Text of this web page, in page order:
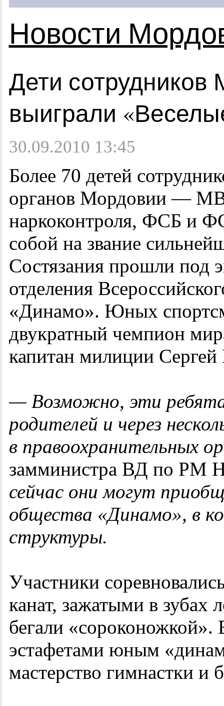
Новости
Дети
выиграли
30.09.2010 13:45
Более 70 детей
органов Мордовии —
наркоконтроля, ФСБ и
собой на звание
Состязания прошли под
отделения
«Динамо». Юных
двукратный чемпион
капитан милиции
— Возможно, эти
родителей и через
в правоохранительных
замминистра ВД по РМ
сейчас они могут
общества «Динамо», в
структуры.
Участники
канат, зажатыми в
бегали
эстафетами юным
мастерство гимнастки